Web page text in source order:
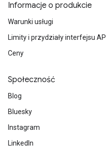
Informacje o produkcie
Warunki usługi
Limity i przydziały interfejsu API
Ceny
Społeczność
Blog
Bluesky
Instagram
LinkedIn